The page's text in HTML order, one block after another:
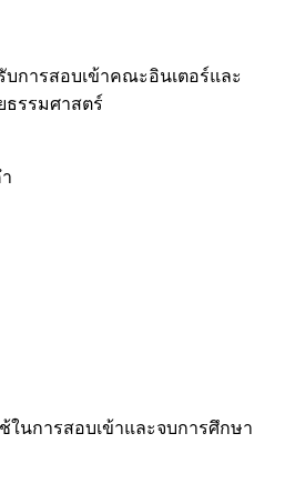
บการสอบเข้าคณะอินเตอร์และ
รรมศาสตร์
ในการสอบเข้าและจบการศึกษา